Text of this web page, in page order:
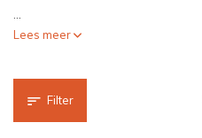
Lees meer
Filter